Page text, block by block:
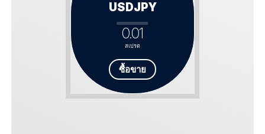
USDJPY
0.01
สเปรด
ซื้อขาย